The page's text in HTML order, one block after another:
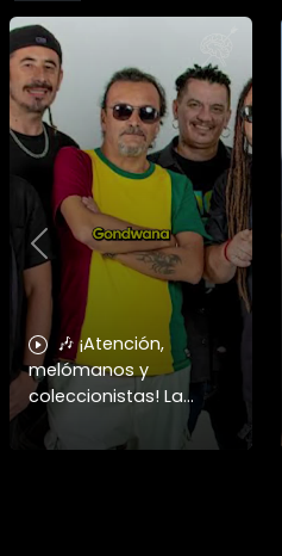
🎶 ¡Atención,
melómanos y
coleccionistas! La
cultura del formato
físico se apodera del
Previous